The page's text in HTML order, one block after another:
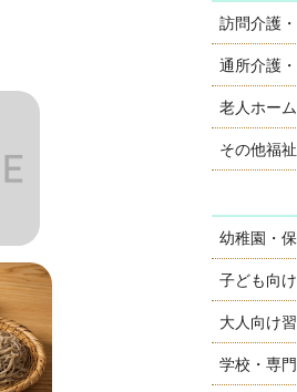
訪問介護
通所介護
老人ホー
その他福
幼稚園・
子ども向
大人向け
学校・専